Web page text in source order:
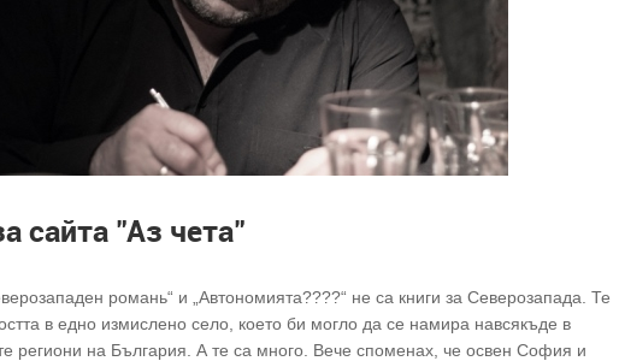
сайта "Аз чета"
романь“ и „Автономията????“ не са книги за Северозапада. Те
в едно измислено село, което би могло да се намира навсякъде в
региони на България. А те са много. Вече споменах, че освен София и